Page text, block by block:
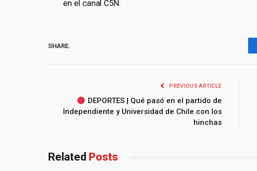
en el canal C5N.
SHARE.
PREVIOUS ARTICLE
DEPORTES | Qué pasó en el partido de
Independiente y Universidad de Chile con los
hinchas
Related Posts